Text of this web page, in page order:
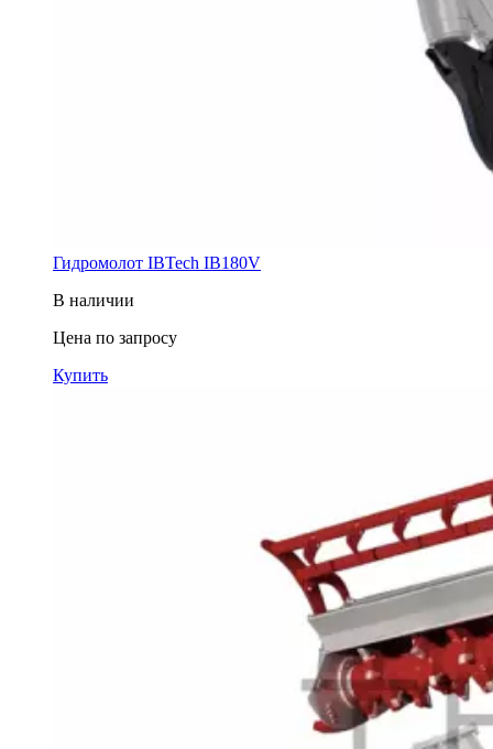
Гидромолот IBTech IB180V
В наличии
Цена по запросу
Купить